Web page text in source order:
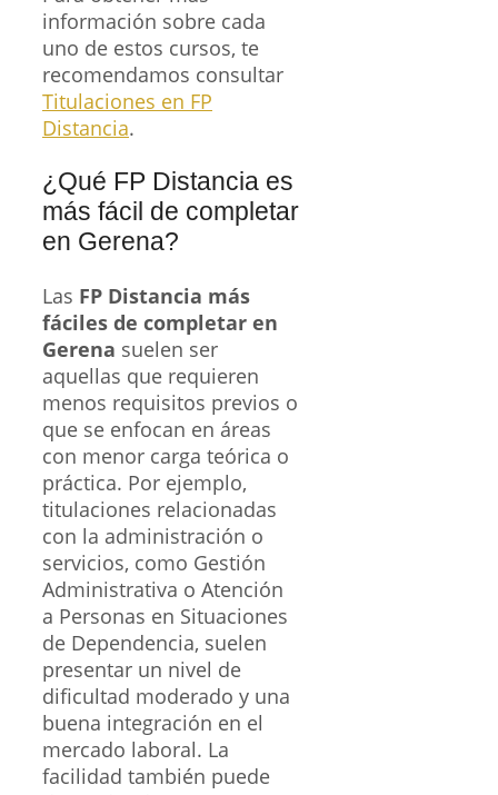
información sobre cada
uno de estos cursos, te
recomendamos consultar
Titulaciones en FP
Distancia.
¿Qué FP Distancia es
más fácil de completar
en Gerena?
Las FP Distancia más
fáciles de completar en
Gerena suelen ser
aquellas que requieren
menos requisitos previos o
que se enfocan en áreas
con menor carga teórica o
práctica. Por ejemplo,
titulaciones relacionadas
con la administración o
servicios, como Gestión
Administrativa o Atención
a Personas en Situaciones
de Dependencia, suelen
presentar un nivel de
dificultad moderado y una
buena integración en el
mercado laboral. La
facilidad también puede